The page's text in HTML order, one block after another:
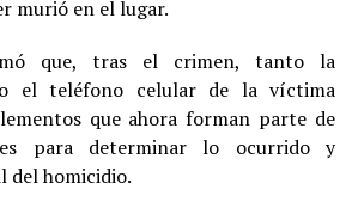
murió en el lugar.
que, tras el crimen, tanto la
el teléfono celular de la víctima
que ahora forman parte de
para determinar lo ocurrido y
del homicidio.